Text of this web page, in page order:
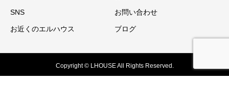
SNS お問い合わせ
お近くのエルハウス ブログ
Copyright © LHOUSE All Rights Reserved.
ニュースレター 資料請求 お電話